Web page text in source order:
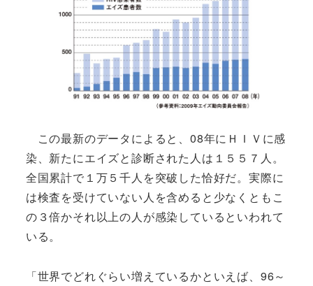
この最新のデータによると、08年にＨＩＶに感
染、新たにエイズと診断された人は１５５７人。
全国累計で１万５千人を突破した恰好だ。実際に
は検査を受けていない人を含めると少なくともこ
の３倍かそれ以上の人が感染しているといわれて
いる。
「世界でどれぐらい増えているかといえば、96～